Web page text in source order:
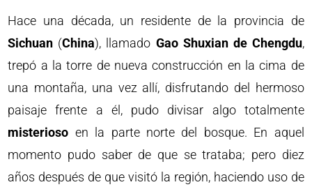
Hace una década, un residente de la provincia de
Sichuan (China), llamado Gao Shuxian de Chengdu,
trepó a la torre de nueva construcción en la cima de
una montaña, una vez allí, disfrutando del hermoso
paisaje frente a él, pudo divisar algo totalmente
misterioso en la parte norte del bosque. En aquel
momento pudo saber de que se trataba; pero diez
años después de que visitó la región, haciendo uso de